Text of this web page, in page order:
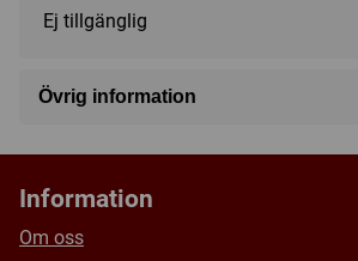
Ej tillgänglig
Övrig information
Tillverkare: Eurogames Descartes USA
Försälj. rank:
Information
Om oss